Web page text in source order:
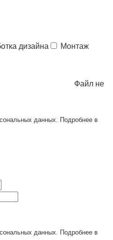
дизайна
Монтаж
Файл не
данных. Подробнее в
данных. Подробнее в